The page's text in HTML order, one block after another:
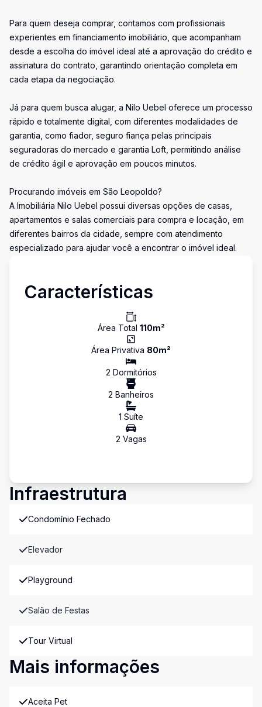
Para quem deseja comprar, contamos com profissionais
experientes em financiamento imobiliário, que acompanham
desde a escolha do imóvel ideal até a aprovação do crédito e
assinatura do contrato, garantindo orientação completa em
cada etapa da negociação.
Já para quem busca alugar, a Nilo Uebel oferece um processo
rápido e totalmente digital, com diferentes modalidades de
garantia, como fiador, seguro fiança pelas principais
seguradoras do mercado e garantia Loft, permitindo análise
de crédito ágil e aprovação em poucos minutos.
Procurando imóveis em São Leopoldo?
A Imobiliária Nilo Uebel possui diversas opções de casas,
apartamentos e salas comerciais para compra e locação, em
diferentes bairros da cidade, sempre com atendimento
especializado para ajudar você a encontrar o imóvel ideal.
Características
Área Total 110m²
Área Privativa 80m²
2 Dormitórios
2 Banheiros
1 Suíte
2 Vagas
Infraestrutura
Condomínio Fechado
Elevador
Playground
Salão de Festas
Tour Virtual
Mais informações
Aceita Pet